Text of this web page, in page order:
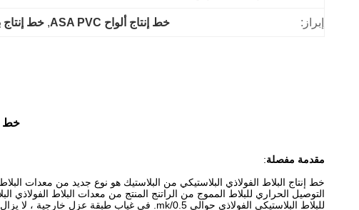
إبراز: خط إنتاج ألواح ASA PVC , خط إنتاج
خط
مقدمة مفصلة:
خط إنتاج البلاط الفولاذي البلاستيكي من البلاستيك هو نوع جديد من معدات
التوصيل الحراري للبلاط المموج من الراتنج المنتج من معدات البلاط